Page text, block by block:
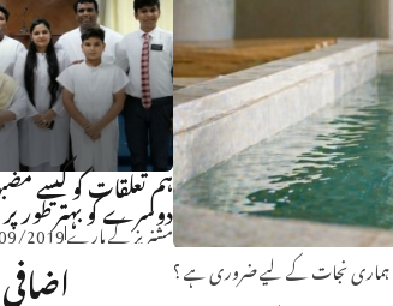
ہماری نجات کے لیے ضروری ہے ؟
ہم تعلقات کو کیسے
دوسرے کو بہتر طور
مشنریز کے بارے2019